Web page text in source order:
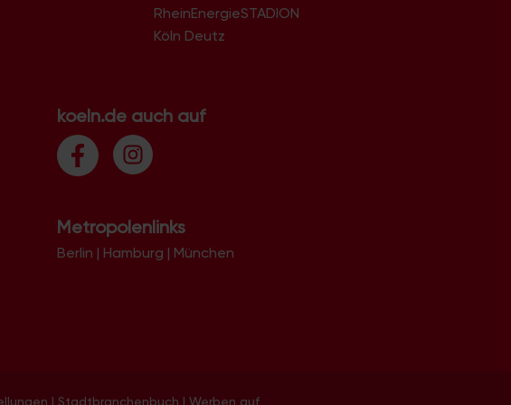
RheinEnergieSTADION
Köln Deutz
koeln.de auch auf
Metropolenlinks
Berlin | Hamburg | München
| Stadtbranchenbuch | Werben auf